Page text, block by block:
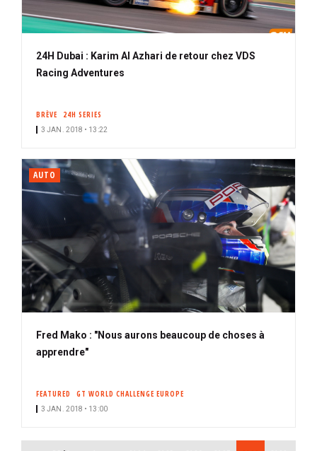
24H Dubai : Karim Al Azhari de retour chez VDS
Racing Adventures
BRÈVE 24H SERIES
3 JAN. 2018 • 13:22
AUTO
Fred Mako : "Nous aurons beaucoup de choses à
apprendre"
FEATURED GT WORLD CHALLENGE EUROPE
3 JAN. 2018 • 13:00